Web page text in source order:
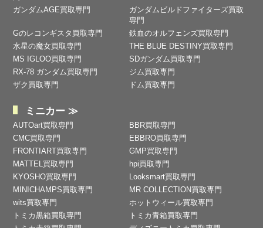
ガンダムAGE買取専門
ガンダムビルドファイターズ買取
専門
Gのレコンギスタ買取専門
鉄血のオルフェンズ買取専門
水星の魔女買取専門
THE BLUE DESTINY買取専門
MS IGLOO買取専門
SDガンダム買取専門
RX-78 ガンダム買取専門
ジム買取専門
ザク買取専門
ドム買取専門
ミニカー ≫
AUTOart買取専門
BBR買取専門
CMC買取専門
EBBRO買取専門
FRONTIART買取専門
GMP買取専門
MATTEL買取専門
hpi買取専門
KYOSHO買取専門
Looksmart買取専門
MINICHAMPS買取専門
MR COLLECTION買取専門
wits買取専門
ホットウィール買取専門
トミカ黒箱買取専門
トミカ青箱買取専門